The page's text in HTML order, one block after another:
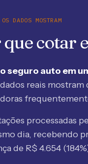
DADOS MOSTRAM
que cotar
seguro auto em
reais
processadas
dia, recebendo
de R$ 4.654 (184